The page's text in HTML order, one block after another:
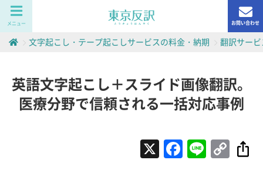
メニュー お問い合わせ
文字起こし・テープ起こしサービスの料金・納期 翻訳サー
英語文字起こし＋スライド画像翻訳。
医療分野で信頼される一括対応事例
X Line